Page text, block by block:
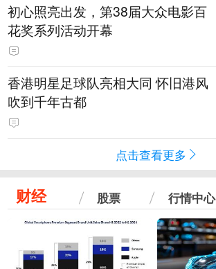
初心照亮出发，第38届大众电影百
花奖系列活动开幕
香港明星足球队亮相大同 怀旧港风
吹到千年古都
点击查看更多
财经 股票 行情中心